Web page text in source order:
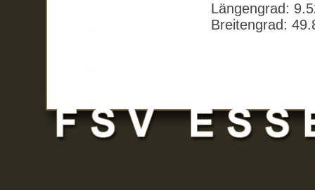
Längengrad:
Breitengrad: